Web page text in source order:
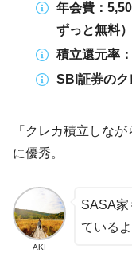
年会費：
ずっと無料）
積立還元率
SBI証券のク
「クレカ積立しな
に優秀。
AKI
SASA家
ているよ